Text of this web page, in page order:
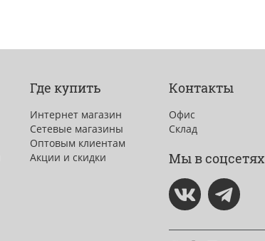
Где купить
Интернет магазин
Сетевые магазины
Оптовым клиентам
Акции и скидки
Контакты
Офис
Склад
Мы в соцсетях